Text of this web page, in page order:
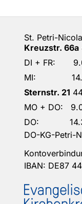
St. Petri-
Kreuzstr. 66a
DI + FR:
MI: 14.30
Sternstr. 21
MO + DO:
DO: 14.30
DO-KG-Petri-
IBAN: DE87